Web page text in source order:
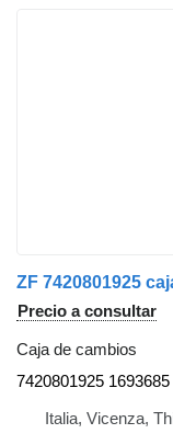
Precio a consultar
Caja de cambios
7420801925 1693685
Italia, Vicenza,